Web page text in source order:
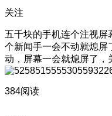
关注
五千块的手机连个注视
个新闻手一会不动就熄屏
动，屏幕一会就熄屏了，
384阅读